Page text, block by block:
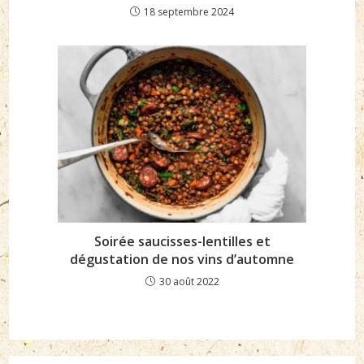
18 septembre 2024
Soirée saucisses-lentilles et
dégustation de nos vins d’automne
30 août 2022